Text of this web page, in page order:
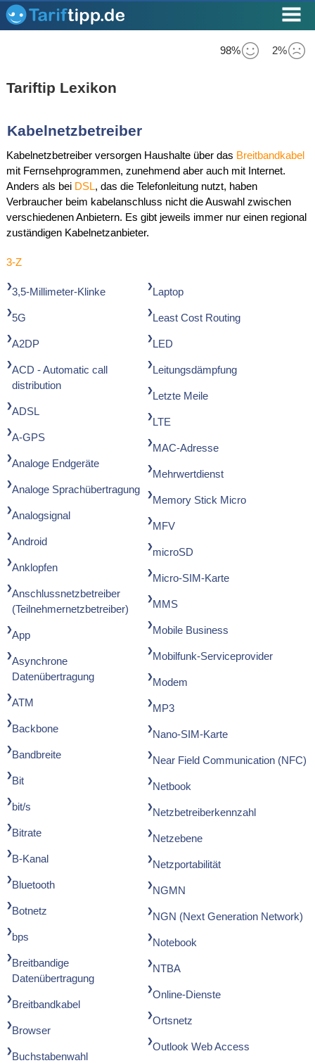
98% 2%
Tariftip Lexikon
Kabelnetzbetreiber
Kabelnetzbetreiber versorgen Haushalte über das Breitbandkabel
mit Fernsehprogrammen, zunehmend aber auch mit Internet.
Anders als bei DSL, das die Telefonleitung nutzt, haben
Verbraucher beim kabelanschluss nicht die Auswahl zwischen
verschiedenen Anbietern. Es gibt jeweils immer nur einen regional
zuständigen Kabelnetzanbieter.
3-Z
3,5-Millimeter-Klinke
5G
A2DP
ACD - Automatic call
distribution
ADSL
A-GPS
Analoge Endgeräte
Analoge Sprachübertragung
Analogsignal
Android
Anklopfen
Anschlussnetzbetreiber
(Teilnehmernetzbetreiber)
App
Asynchrone
Datenübertragung
ATM
Backbone
Bandbreite
Bit
bit/s
Bitrate
B-Kanal
Bluetooth
Botnetz
bps
Breitbandige
Datenübertragung
Breitbandkabel
Browser
Buchstabenwahl
Laptop
Least Cost Routing
LED
Leitungsdämpfung
Letzte Meile
LTE
MAC-Adresse
Mehrwertdienst
Memory Stick Micro
MFV
microSD
Micro-SIM-Karte
MMS
Mobile Business
Mobilfunk-Serviceprovider
Modem
MP3
Nano-SIM-Karte
Near Field Communication (NFC)
Netbook
Netzbetreiberkennzahl
Netzebene
Netzportabilität
NGMN
NGN (Next Generation Network)
Notebook
NTBA
Online-Dienste
Ortsnetz
Outlook Web Access